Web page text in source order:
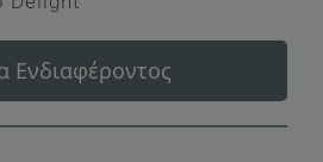
Ενδιαφέροντος